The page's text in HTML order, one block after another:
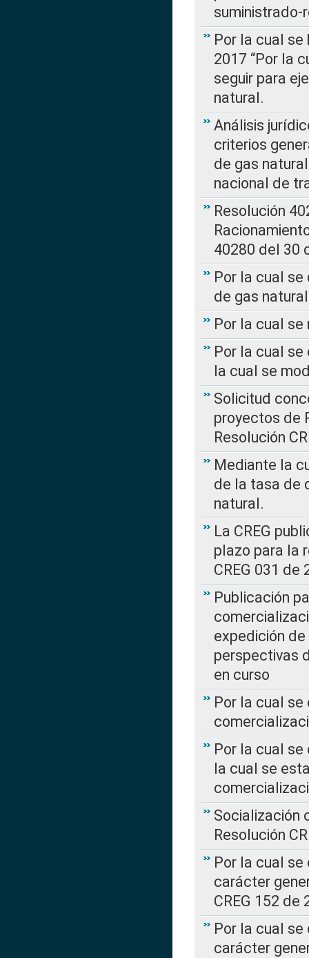
Por la cual se
2017 “Por la
seguir para
natural.
Análisis
criterios
de gas
nacional de
Resolución
40280 del 30
Por la cual
de gas natural
Por la cual se
Por la cual se
la cual se
Solicitud
proyectos de
Resolución
Mediante la
de la tasa de
natural.
La CREG
plazo para la
CREG 031 de
Publicación
expedición de
perspectivas
en curso
Por la cual
Por la cual se
la cual se
Socialización
Resolución
Por la cual
carácter
CREG 152 de
Por la cual
carácter